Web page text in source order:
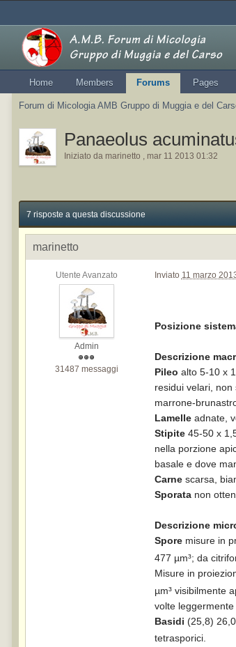
Home Members Forums Pages
Forum di Micologia AMB Gruppo di Muggia e del
Panaeolus
Iniziato da marinetto , mar 11 2013 01:32
7 risposte a questa discussione
marinetto
Utente Avanzato
Admin
31487 messaggi
Inviato 11 marzo
Posizione
Descrizione
Pileo alto 5-10 x
residui velari,
marrone-
Lamelleadnate,
Stipite 45-50 x
nella porzione
basale e dove
Carne scarsa,
Sporata non
Descrizione
Spore misure in
477 µm³; da
Misure in
µm³ visibilmente
volte
Basidi (25,8)
tetrasporici.